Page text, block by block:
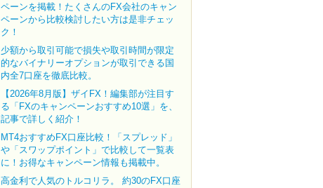
ペーンを掲載！たくさんのFX会社のキャン
ペーンから比較検討したい方は是非チェッ
ク！
少額から取引可能で損失や取引時間が限定
的なバイナリーオプションが取引できる国
内全7口座を徹底比較。
【2026年8月版】ザイFX！編集部が注目す
る「FXのキャンペーンおすすめ10選」を、
記事で詳しく紹介！
MT4おすすめFX口座比較！「スプレッド」
や「スワップポイント」で比較して一覧表
に！お得なキャンペーン情報も掲載中。
高金利で人気のトルコリラ。 約30のFX口座